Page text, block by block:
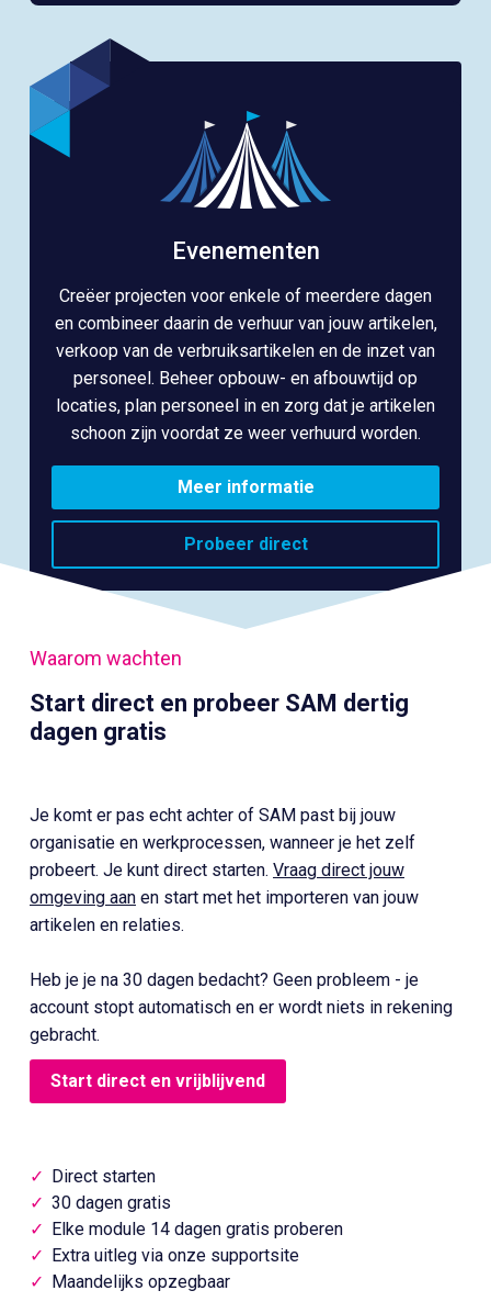
Evenementen
Creëer projecten voor enkele of meerdere dagen
en combineer daarin de verhuur van jouw artikelen,
verkoop van de verbruiksartikelen en de inzet van
personeel. Beheer opbouw- en afbouwtijd op
locaties, plan personeel in en zorg dat je artikelen
schoon zijn voordat ze weer verhuurd worden.
Meer informatie
Probeer direct
Start direct en probeer SAM dertig
dagen gratis
Waarom wachten
Je komt er pas echt achter of SAM past bij jouw
organisatie en werkprocessen, wanneer je het zelf
probeert. Je kunt direct starten. Vraag direct jouw
omgeving aan en start met het importeren van jouw
artikelen en relaties.
Heb je je na 30 dagen bedacht? Geen probleem - je
account stopt automatisch en er wordt niets in rekening
gebracht.
Start direct en vrijblijvend
Direct starten
30 dagen gratis
Elke module 14 dagen gratis proberen
Extra uitleg via onze supportsite
Maandelijks opzegbaar